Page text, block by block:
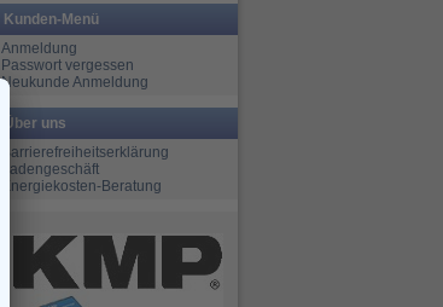
Kunden-Menü
Anmeldung
Passwort vergessen
Neukunde Anmeldung
Über uns
Barrierefreiheitserklärung
Ladengeschäft
Energiekosten-Beratung